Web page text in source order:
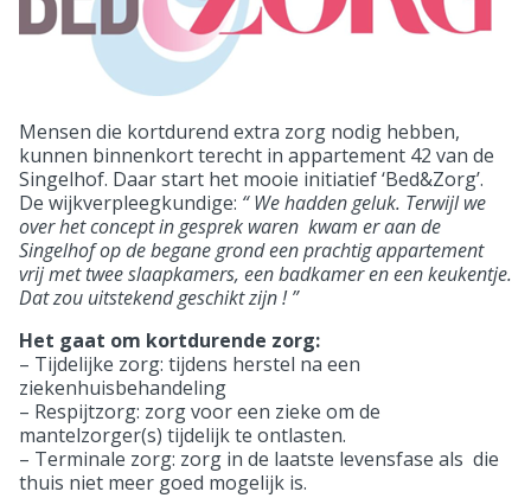
Mensen die kortdurend extra zorg nodig hebben,
kunnen binnenkort terecht in appartement 42 van de
Singelhof. Daar start het mooie initiatief ‘Bed&Zorg’.
De wijkverpleegkundige: “ We hadden geluk. Terwijl we
over het concept in gesprek waren kwam er aan de
Singelhof op de begane grond een prachtig appartement
vrij met twee slaapkamers, een badkamer en een keukentje.
Dat zou uitstekend geschikt zijn ! ”
Het gaat om kortdurende zorg:
– Tijdelijke zorg: tijdens herstel na een
ziekenhuisbehandeling
– Respijtzorg: zorg voor een zieke om de
mantelzorger(s) tijdelijk te ontlasten.
– Terminale zorg: zorg in de laatste levensfase als die
thuis niet meer goed mogelijk is.